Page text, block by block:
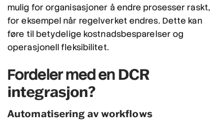
mulig for organisasjoner å endre prosesser raskt,
for eksempel når regelverket endres. Dette kan
føre til betydelige kostnadsbesparelser og
operasjonell fleksibilitet.
Fordeler med en DCR
integrasjon?
Automatisering av workflows